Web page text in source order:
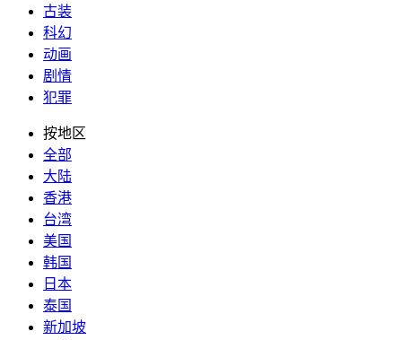
古装
科幻
动画
剧情
犯罪
按地区
全部
大陆
香港
台湾
美国
韩国
日本
泰国
新加坡